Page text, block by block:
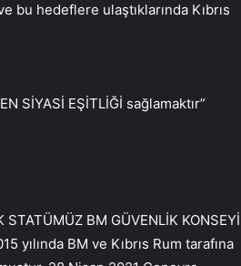
bu hedeflere ulaştıklarında Kıbrıs
SİYASİ EŞİTLİĞİ sağlamaktır”
BM GÜVENLİK KONSEYİ
yılında BM ve Kıbrıs Rum tarafına